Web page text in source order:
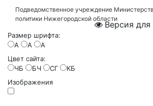
Подведомственное учреждение
политики Нижегородской области
Версия
Размер шрифта:
A
A
A
Цвет сайта:
ЧБ
БЧ СГ
КБ
Изображения